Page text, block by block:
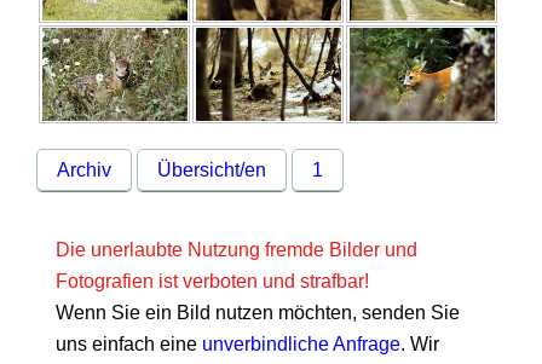
Archiv Übersicht/en 1
Die unerlaubte Nutzung fremde Bilder und
Fotografien ist verboten und strafbar!
Wenn Sie ein Bild nutzen möchten, senden Sie
uns einfach eine unverbindliche Anfrage. Wir